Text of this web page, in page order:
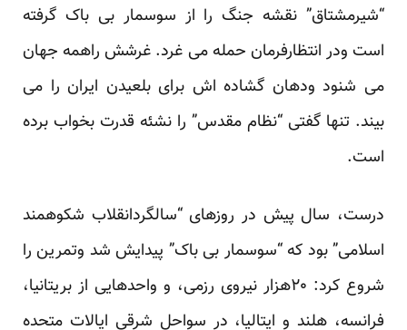
“شیرمشتاق” نقشه جنگ را از سوسمار بی باک گرفته
است ودر انتظارفرمان حمله می غرد. غرشش راهمه جهان
می شنود ودهان گشاده اش برای بلعیدن ایران را می
بیند. تنها گفتی “نظام مقدس” را نشئه قدرت بخواب برده
است.
درست، سال پیش در روزهای “سالگردانقلاب شکوهمند
اسلامی” بود که “سوسمار بی باک” پیدایش شد وتمرین را
شروع کرد: ۲۰هزار نیروی رزمی، و واحد‌هایی از بریتانیا،
فرانسه، هلند و ایتالیا، در سواحل شرقی ایالات متحده